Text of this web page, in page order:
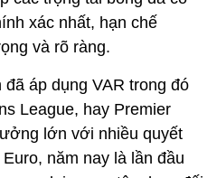
xác nhất, hạn chế
và rõ ràng.
áp dụng VAR trong đó
League, hay Premier
lớn với nhiều quyết
năm nay là lần đầu